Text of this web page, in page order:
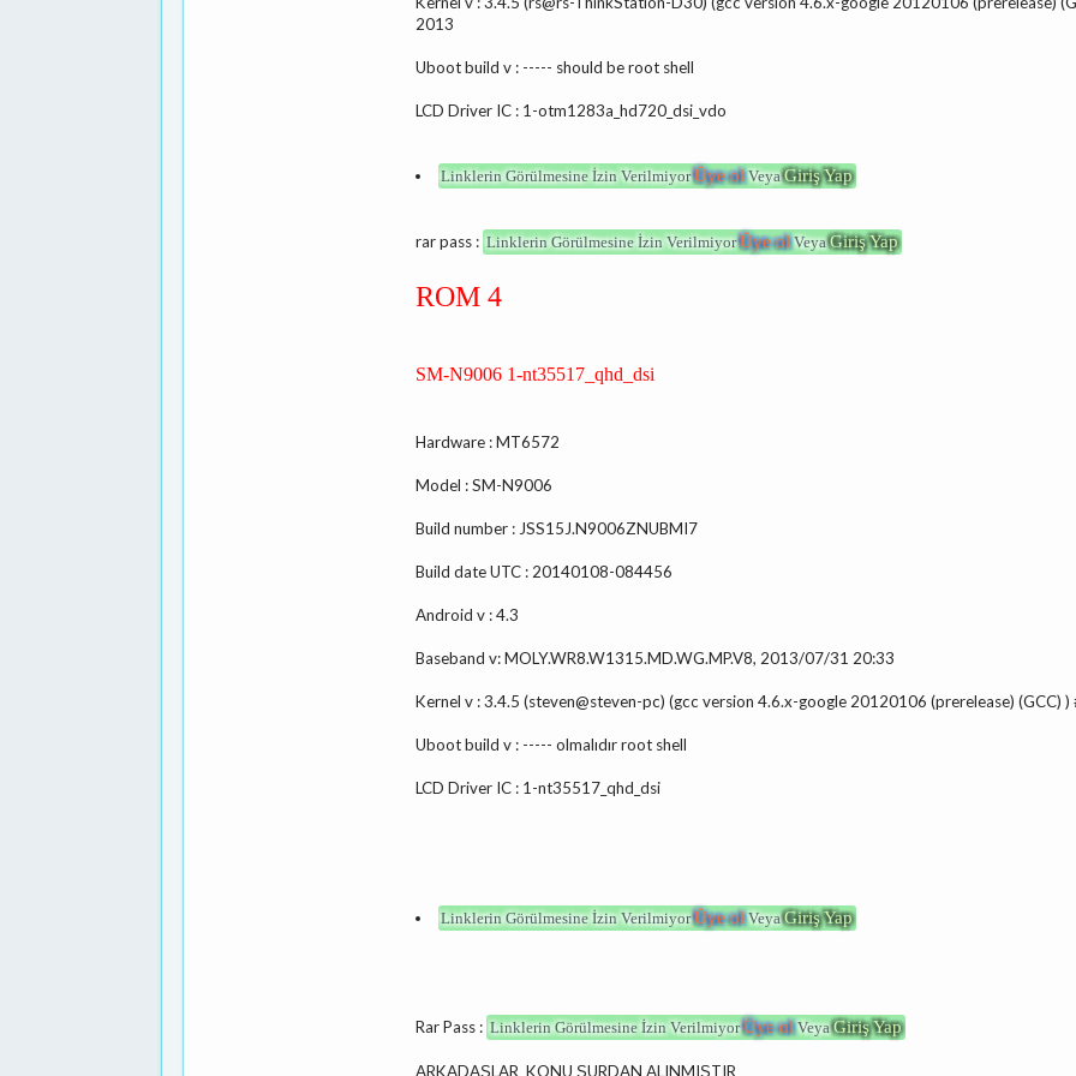
2013
Uboot build v : ----- should be root shell
LCD Driver IC : 1-otm1283a_hd720_dsi_vdo
Linklerin Görülmesine İzin VerilmiyorÜye olVeyaGiriş Yap
rar pass : Linklerin Görülmesine İzin VerilmiyorÜye olVeyaGiriş Yap
ROM 4
SM-N9006 1-nt35517_qhd_dsi
Hardware : MT6572
Model : SM-N9006
Build number : JSS15J.N9006ZNUBMI7
Build date UTC : 20140108-084456
Android v : 4.3
Baseband v: MOLY.WR8.W1315.MD.WG.MP.V8, 2013/07/31 20:33
Kernel v : 3.4.5 (steven@steven-pc) (gcc version 4.6.x-google 20120106 (prerelease) (GCC)
Uboot build v : ----- olmalıdır root shell
LCD Driver IC : 1-nt35517_qhd_dsi
Linklerin Görülmesine İzin VerilmiyorÜye olVeyaGiriş Yap
Rar Pass : Linklerin Görülmesine İzin VerilmiyorÜye olVeyaGiriş Yap
ARKADAŞLAR KONU ŞURDAN ALINMIŞTIR